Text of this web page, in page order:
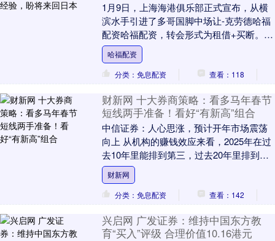
1月9日，上海海港俱乐部正式宣布，从横
滨水手引进了多哥国脚中场让-克劳德哈福
配资哈福配资，转会形式为租借+买断。作
为冠军功臣茹萨离队后的接班人，海港方
面对克劳德....
哈福配资
分类：免息配资
查看：118
财新网 十大券商策略：看多马年春节
短线两手准备！看好“有新高”组合
中信证券：人心思涨，预计开年市场震荡
向上 从机构的赚钱效应来看，2025年在过
去10年里能排到第三，过去20年里排到第
六。在一个回头来看巨大的结构性牛市当
中，实....
财新网
分类：免息配资
查看：142
兴启网 广发证券：维持中国东方教
育“买入”评级 合理价值10.16港元